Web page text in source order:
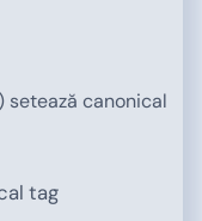
setează canonical
tag